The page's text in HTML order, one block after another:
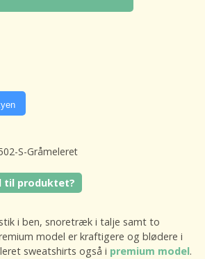
S-Gråmeleret
til produktet?
i ben, snoretræk i talje samt to
model er kraftigere og blødere i
sweatshirts også i premium model.